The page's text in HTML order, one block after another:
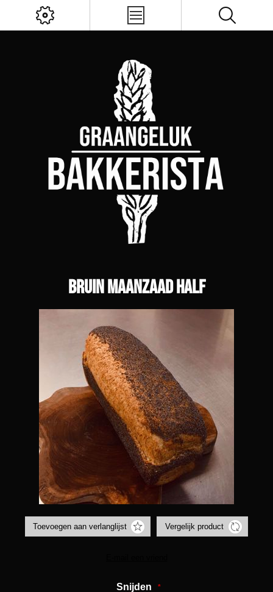
Bruin maanzaad half
Snijden *